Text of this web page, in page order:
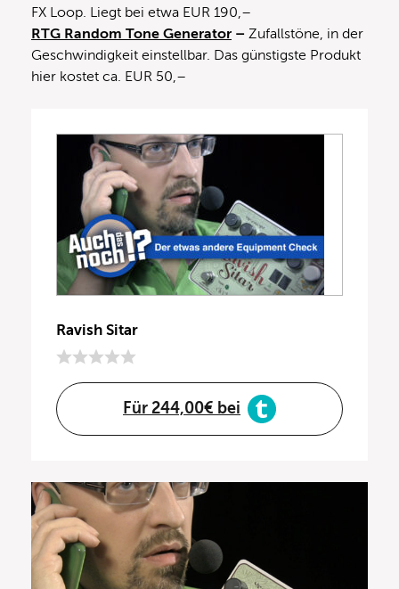
FX Loop. Liegt bei etwa EUR 190,–
RTG Random Tone Generator – Zufallstöne, in der
Geschwindigkeit einstellbar. Das günstigste Produkt
hier kostet ca. EUR 50,–
Ravish Sitar
Für 244,00€ bei